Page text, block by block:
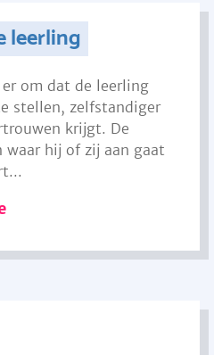
leerling
om dat de leerling
stellen, zelfstandiger
krijgt. De
waar hij of zij aan gaat